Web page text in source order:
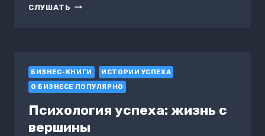
СЛУШАТЬ МУДРОСТЬ
БИЗНЕС-КНИГИ
ИСТОРИИ УСПЕХА
О БИЗНЕСЕ ПОПУЛЯРНО
Психология успеха: жизнь с
вершины